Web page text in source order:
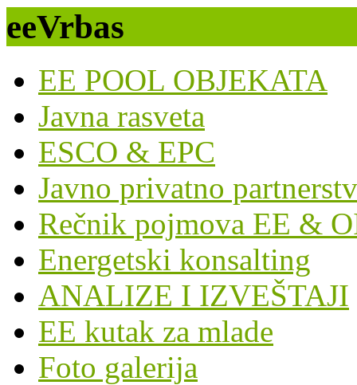
eeVrbas
EE POOL OBJEKATA
Javna rasveta
ESCO & EPC
Javno privatno
Rečnik pojmova EE &
Energetski konsalting
ANALIZE I IZVEŠTAJI
EE kutak za mlade
Foto galerija